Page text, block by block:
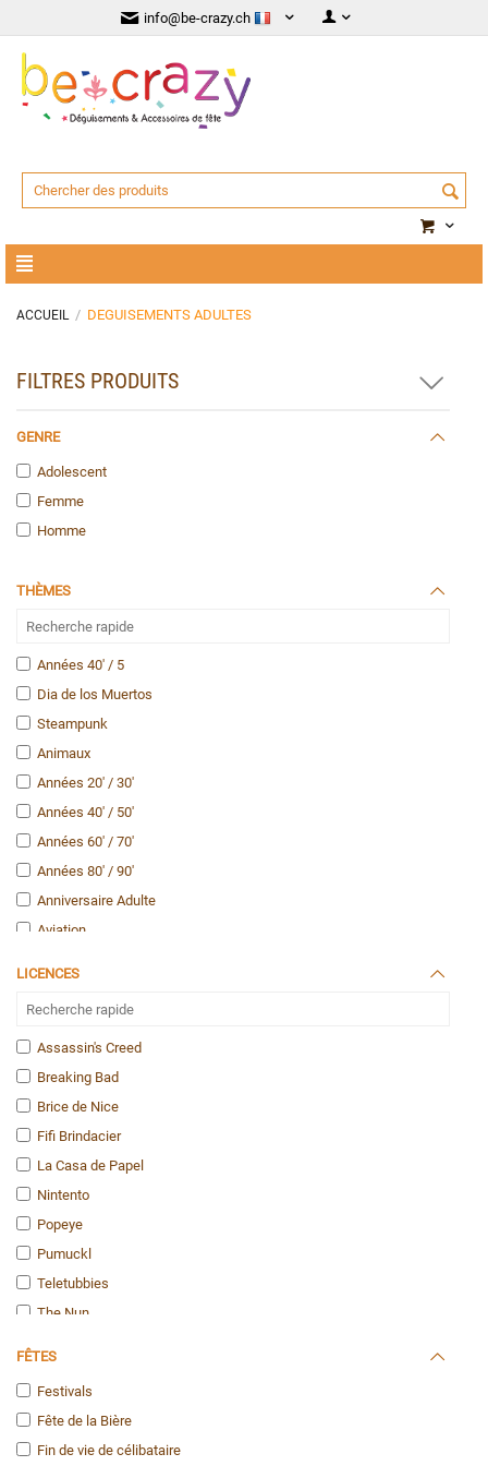
info@be-crazy.ch
ACCUEIL / DEGUISEMENTS ADULTES
FILTRES PRODUITS
GENRE
Adolescent
Femme
Homme
THÈMES
Années 40' / 5
Dia de los Muertos
Steampunk
Animaux
Années 20' / 30'
Années 40' / 50'
Années 60' / 70'
Années 80' / 90'
Anniversaire Adulte
Aviation
Disco
Ecolières
Fées
Fluo et Phospho
Gonflables
Hawaï
Hippies
Humour
Indiens / Indiennes
Infirmières et Médecins
Marins
Ninja
Pirates
Policiers
LICENCES
Assassin's Creed
Breaking Bad
Brice de Nice
Fifi Brindacier
La Casa de Papel
Nintento
Popeye
Pumuckl
Teletubbies
The Nun
Batman vs Superman
Batman
Dragon Ball
FÊTES
Festivals
Fête de la Bière
Fin de vie de célibataire